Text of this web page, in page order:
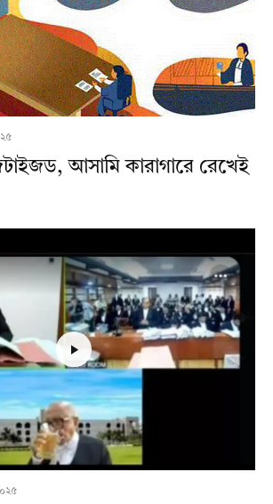
আসামি কারাগারে রেখেই